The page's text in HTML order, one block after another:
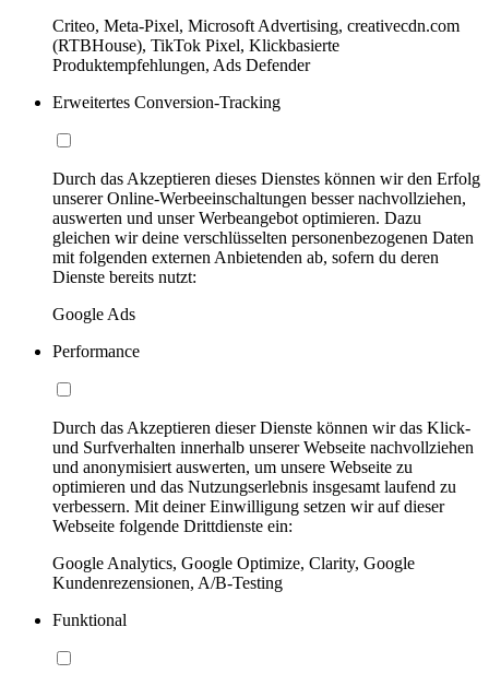
Criteo, Meta-Pixel, Microsoft Advertising, creativecdn.com
(RTBHouse), TikTok Pixel, Klickbasierte
Produktempfehlungen, Ads Defender
Erweitertes Conversion-Tracking
Durch das Akzeptieren dieses Dienstes können wir den Erfolg
unserer Online-Werbeeinschaltungen besser nachvollziehen,
auswerten und unser Werbeangebot optimieren. Dazu
gleichen wir deine verschlüsselten personenbezogenen Daten
mit folgenden externen Anbietenden ab, sofern du deren
Dienste bereits nutzt:
Google Ads
Performance
Durch das Akzeptieren dieser Dienste können wir das Klick-
und Surfverhalten innerhalb unserer Webseite nachvollziehen
und anonymisiert auswerten, um unsere Webseite zu
optimieren und das Nutzungserlebnis insgesamt laufend zu
verbessern. Mit deiner Einwilligung setzen wir auf dieser
Webseite folgende Drittdienste ein:
Google Analytics, Google Optimize, Clarity, Google
Kundenrezensionen, A/B-Testing
Funktional